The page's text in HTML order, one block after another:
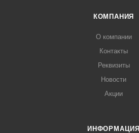
КОМПАНИЯ
О компании
Контакты
Реквизиты
Новости
Акции
ИНФОРМАЦИЯ